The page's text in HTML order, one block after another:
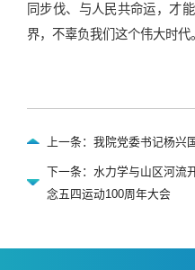
同步伐、与人民共命运，才
界，不辜负我们这个伟大时代。
上一条：我院党委书记杨兴
下一条：水力学与山区河流
念五四运动100周年大会